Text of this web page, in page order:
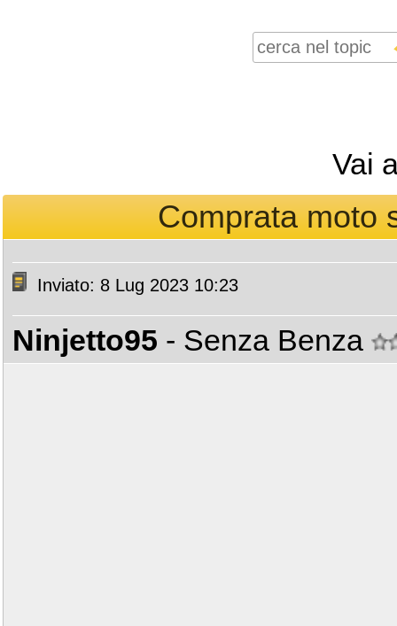
Vai
Comprata moto
Inviato: 8 Lug 2023 10:23
Ninjetto95 - Senza Benza